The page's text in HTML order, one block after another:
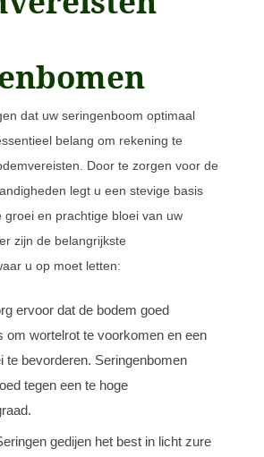
dat uw seringenboom optimaal
belang om rekening te
Door te zorgen voor de
legt u een stevige basis
groei en prachtige bloei van uw
zijn de belangrijkste
u op moet letten:
ervoor dat de bodem goed
om wortelrot te voorkomen en een
te bevorderen. Seringenbomen
tegen een te hoge
gedijen het best in licht zure